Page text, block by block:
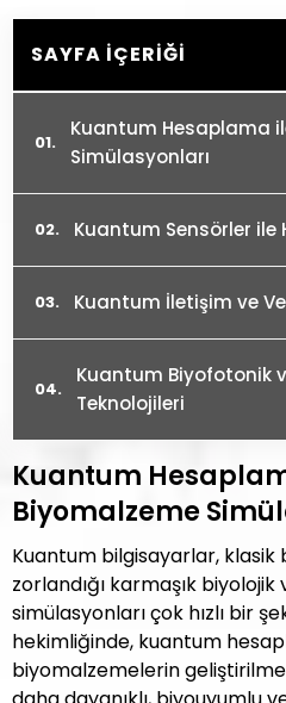
SAYFA İÇERIĞI
Kuantum Hesaplama
Simülasyonları
Kuantum Sensörler ile
Kuantum İletişim ve
Kuantum Biyofotonik
Teknolojileri
Kuantum
Biyomalzeme
Kuantum bilgisayarlar,
zorlandığı karmaşık
simülasyonları çok hızlı bir
hekimliğinde, kuantum
biyomalzemelerin